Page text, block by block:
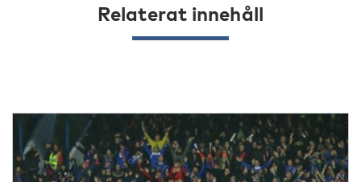
Relaterat innehåll